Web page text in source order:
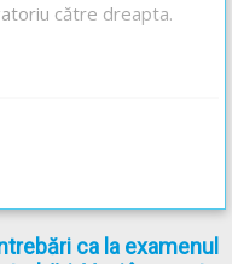
către dreapta.
La dreapta 2
ca la examenul